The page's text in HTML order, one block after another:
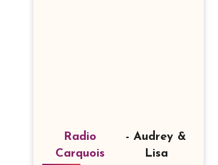
Radio
Carquois
- Audrey &
Lisa